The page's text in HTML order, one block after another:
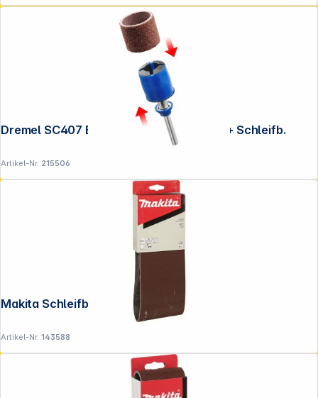
Dremel SC407 EZ SpeedClic Aufspannd.+ Schleifb.
Artikel-Nr.:215506
Makita Schleifband 100x610mm K240
Artikel-Nr.:143588
Copyright © 2001 - 2026 DGH - Alle Rechte vorbehalten.